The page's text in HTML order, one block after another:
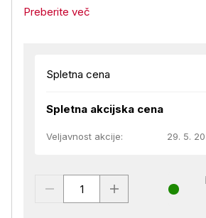
Preberite več
Spletna cena
Spletna akcijska cena
Veljavnost akcije: 29. 5.